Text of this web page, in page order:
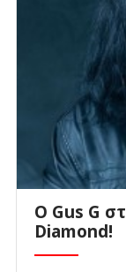
O Gus G
Diamond!